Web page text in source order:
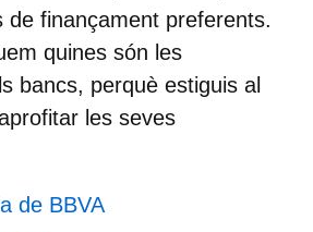
de finançament preferents.
quines són les
bancs, perquè estiguis al
les seves
de BBVA